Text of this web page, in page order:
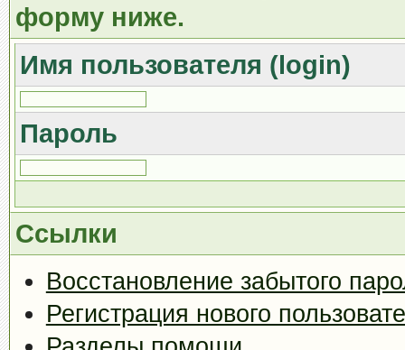
форму ниже.
Имя пользователя (login)
Пароль
Ссылки
Восстановление забытого
Регистрация нового